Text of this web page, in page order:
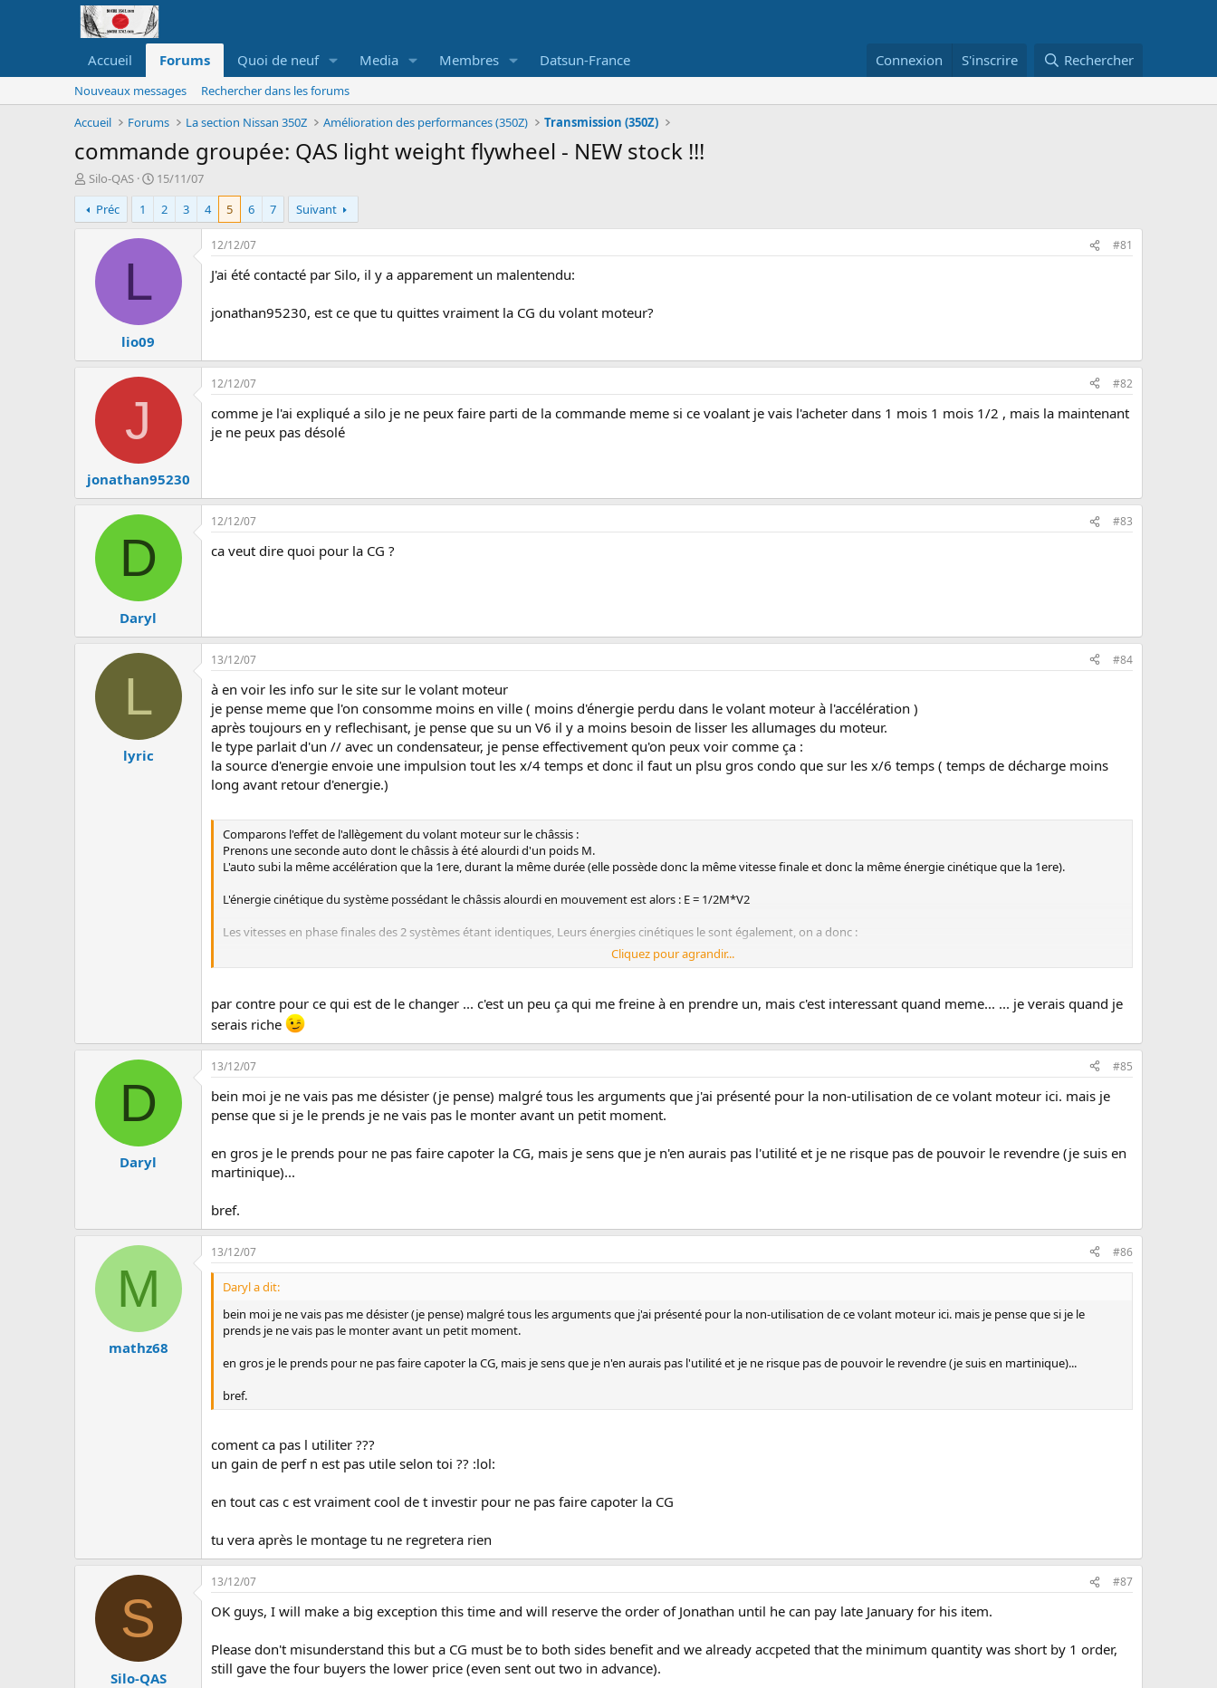
Accueil Forums Quoi de neuf Media Membres Datsun-France Connexion S'inscrire Rechercher
Nouveaux messages
Rechercher dans les forums
Accueil
Forums La section Nissan 350Z Amélioration des performances (350Z) Transmission (350Z)
commande groupée: QAS light weight flywheel - NEW stock !!!
A
u
t
e
i
o
n
Silo-QAS
D
a
e
d
u
15/11/07
Préc
1 2 3 4 5 6 7 Suivant
L
lio09
12/12/07 #81
J'ai été contacté par Silo, il y a apparement un malentendu:
jonathan95230, est ce que tu quittes vraiment la CG du volant moteur?
J
jonathan95230
12/12/07 #82
comme je l'ai expliqué a silo je ne peux faire parti de la commande meme si ce voalant je vais l'acheter dans 1 mois 1 mois 1/2 , mais la maintenant
je ne peux pas désolé
D
Daryl
12/12/07 #83
ca veut dire quoi pour la CG ?
L
lyric
13/12/07 #84
à en voir les info sur le site sur le volant moteur
je pense meme que l'on consomme moins en ville ( moins d'énergie perdu dans le volant moteur à l'accélération )
après toujours en y reflechisant, je pense que su un V6 il y a moins besoin de lisser les allumages du moteur.
le type parlait d'un // avec un condensateur, je pense effectivement qu'on peux voir comme ça :
la source d'energie envoie une impulsion tout les x/4 temps et donc il faut un plsu gros condo que sur les x/6 temps ( temps de décharge moins
long avant retour d'energie.)
Comparons l'effet de l'allègement du volant moteur sur le châssis :
Prenons une seconde auto dont le châssis à été alourdi d'un poids M.
L'auto subi la même accélération que la 1ere, durant la même durée (elle possède donc la même vitesse finale et donc la même énergie cinétique que la 1ere).
L'énergie cinétique du système possédant le châssis alourdi en mouvement est alors : E = 1/2M*V2
Les vitesses en phase finales des 2 systèmes étant identiques, Leurs énergies cinétiques le sont également, on a donc :
M = m*(1 + (Kr/R)²)
On peut donc dire qu'alléger un volant moteur de m kg revient à alléger le châssis de l'auto de M kg...à vous d'en faire
les conclusions qui s'imposent. Et vu de plus que tout ça dépend du rapport engagé, je vous laisse rêver .
Ainsi on peut obtenir pour un Renault 5 turbo:
Rayon de la roue du GTT en 195/55/13 : 0.272m
On retire 1.5kg à 15cm du centre du volant ce qui correspond à un allègement du châssis en fonction du rapport de boite de :
1ère : 1.5*(1 + ((3.091 * 3.73) * 0.15 / 0.272)² = 62.24 kg
3ème : 1.5*(1 + ((1.320 * 3.73) * 0.15 / 0.272)² = 12.58 kg
4ème : 1.5*(1 + ((0.967 * 3.73) * 0.15 / 0.272)² = 7.44 kg
Cliquez pour agrandir...
par contre pour ce qui est de le changer ... c'est un peu ça qui me freine à en prendre un, mais c'est interessant quand meme... ... je verais quand je
serais riche
D
Daryl
13/12/07 #85
bein moi je ne vais pas me désister (je pense) malgré tous les arguments que j'ai présenté pour la non-utilisation de ce volant moteur ici. mais je
pense que si je le prends je ne vais pas le monter avant un petit moment.
en gros je le prends pour ne pas faire capoter la CG, mais je sens que je n'en aurais pas l'utilité et je ne risque pas de pouvoir le revendre (je suis en
martinique)...
bref.
M
mathz68
13/12/07 #86
Daryl a dit:
bein moi je ne vais pas me désister (je pense) malgré tous les arguments que j'ai présenté pour la non-utilisation de ce volant moteur ici. mais je pense que si je le
prends je ne vais pas le monter avant un petit moment.
en gros je le prends pour ne pas faire capoter la CG, mais je sens que je n'en aurais pas l'utilité et je ne risque pas de pouvoir le revendre (je suis en martinique)...
bref.
coment ca pas l utiliter ???
un gain de perf n est pas utile selon toi ?? :lol:
en tout cas c est vraiment cool de t investir pour ne pas faire capoter la CG
tu vera après le montage tu ne regretera rien
S
Silo-QAS
13/12/07 #87
OK guys, I will make a big exception this time and will reserve the order of Jonathan until he can pay late January for his item.
Please don't misunderstand this but a CG must be to both sides benefit and we already accpeted that the minimum quantity was short by 1 order,
still gave the four buyers the lower price (even sent out two in advance).